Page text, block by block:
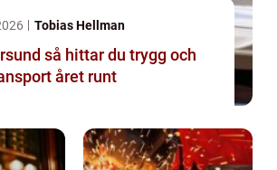
Tobias Hellman
trygg och
året runt